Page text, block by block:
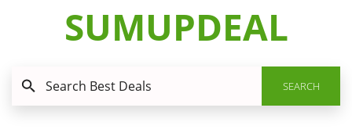
SUMUPDEAL
SEARCH